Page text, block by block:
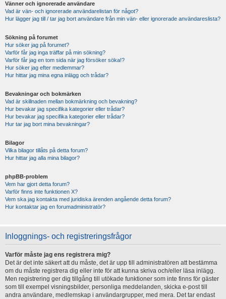
Vänner och ignorerade användare
Vad är vän- och ignorerade användarelistan för något?
Hur lägger jag till / tar jag bort användare från min vän- eller ignorerade användareslista?
Sökning på forumet
Hur söker jag på forumet?
Varför får jag inga träffar på min sökning?
Varför får jag en tom sida när jag försöker söka!?
Hur söker jag efter medlemmar?
Hur hittar jag mina egna inlägg och trådar?
Bevakningar och bokmärken
Vad är skillnaden mellan bokmärkning och bevakning?
Hur bevakar jag specifika kategorier eller trådar?
Hur bevakar jag specifika kategorier eller trådar?
Hur tar jag bort mina bevakningar?
Bilagor
Vilka bilagor tillåts på detta forum?
Hur hittar jag alla mina bilagor?
phpBB-problem
Vem har gjort detta forum?
Varför finns inte funktionen X?
Vem ska jag kontakta med juridiska ärenden angående detta forum?
Hur kontaktar jag en forumadministratör?
Inloggnings- och registreringsfrågor
Varför måste jag ens registrera mig?
Det är det inte säkert att du måste, det är upp till administratören att bestämma
om du måste registrera dig eller inte för att kunna skriva och/eller läsa inlägg.
Men registrering ger dig tillgång till utökade funktioner som inte finns för gäster
som till exempel visningsbilder, personliga meddelanden, skicka e-post till
andra användare, medlemskap i användargrupper, med mera. Det tar endast